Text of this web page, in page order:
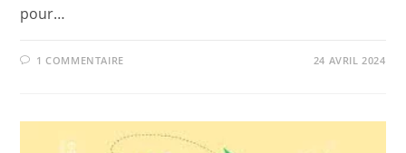
pour…
1 COMMENTAIRE 24 AVRIL 2024